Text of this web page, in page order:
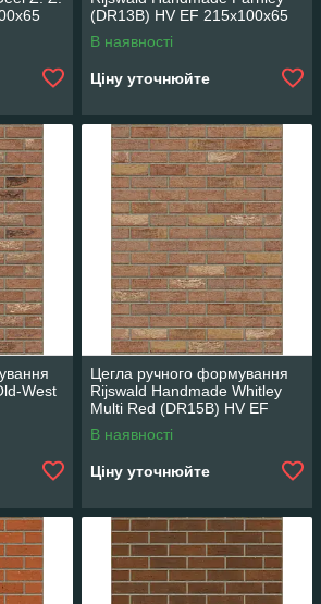
(DR13B) HV EF 215x100x65
В наявності
Ціну уточнюйте
West
Цегла ручного формування
Rijswald Handmade Whitley
Multi Red (DR15B) HV EF
215x100x65
В наявності
Ціну уточнюйте